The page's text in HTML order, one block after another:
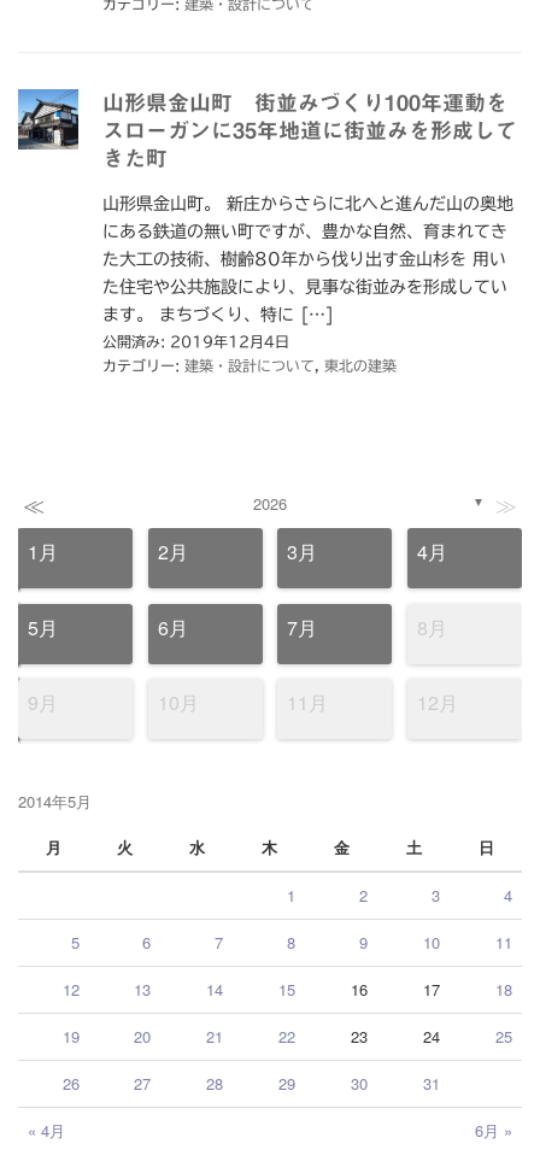
カテゴリー: 建築・設計について
山形県金山町 街並みづくり100年運動を
スローガンに35年地道に街並みを形成して
きた町
山形県金山町。 新庄からさらに北へと進んだ山の奥地
にある鉄道の無い町ですが、豊かな自然、育まれてき
た大工の技術、樹齢80年から伐り出す金山杉を 用い
た住宅や公共施設により、見事な街並みを形成してい
ます。 まちづくり、特に […]
公開済み: 2019年12月4日
カテゴリー: 建築・設計について 東北の建築
≪ 2026 ▼ ≫
1月 2月 3月 4月
5月 6月 7月 8月
9月 10月 11月 12月
2014年5月
月
火 水 木 金 土 日
« 4月 6月 »
1 2 3 4
5 6 7 8 9 10 11
12 13 14 15 16 17 18
19 20 21 22 23 24 25
26 27 28 29 30 31